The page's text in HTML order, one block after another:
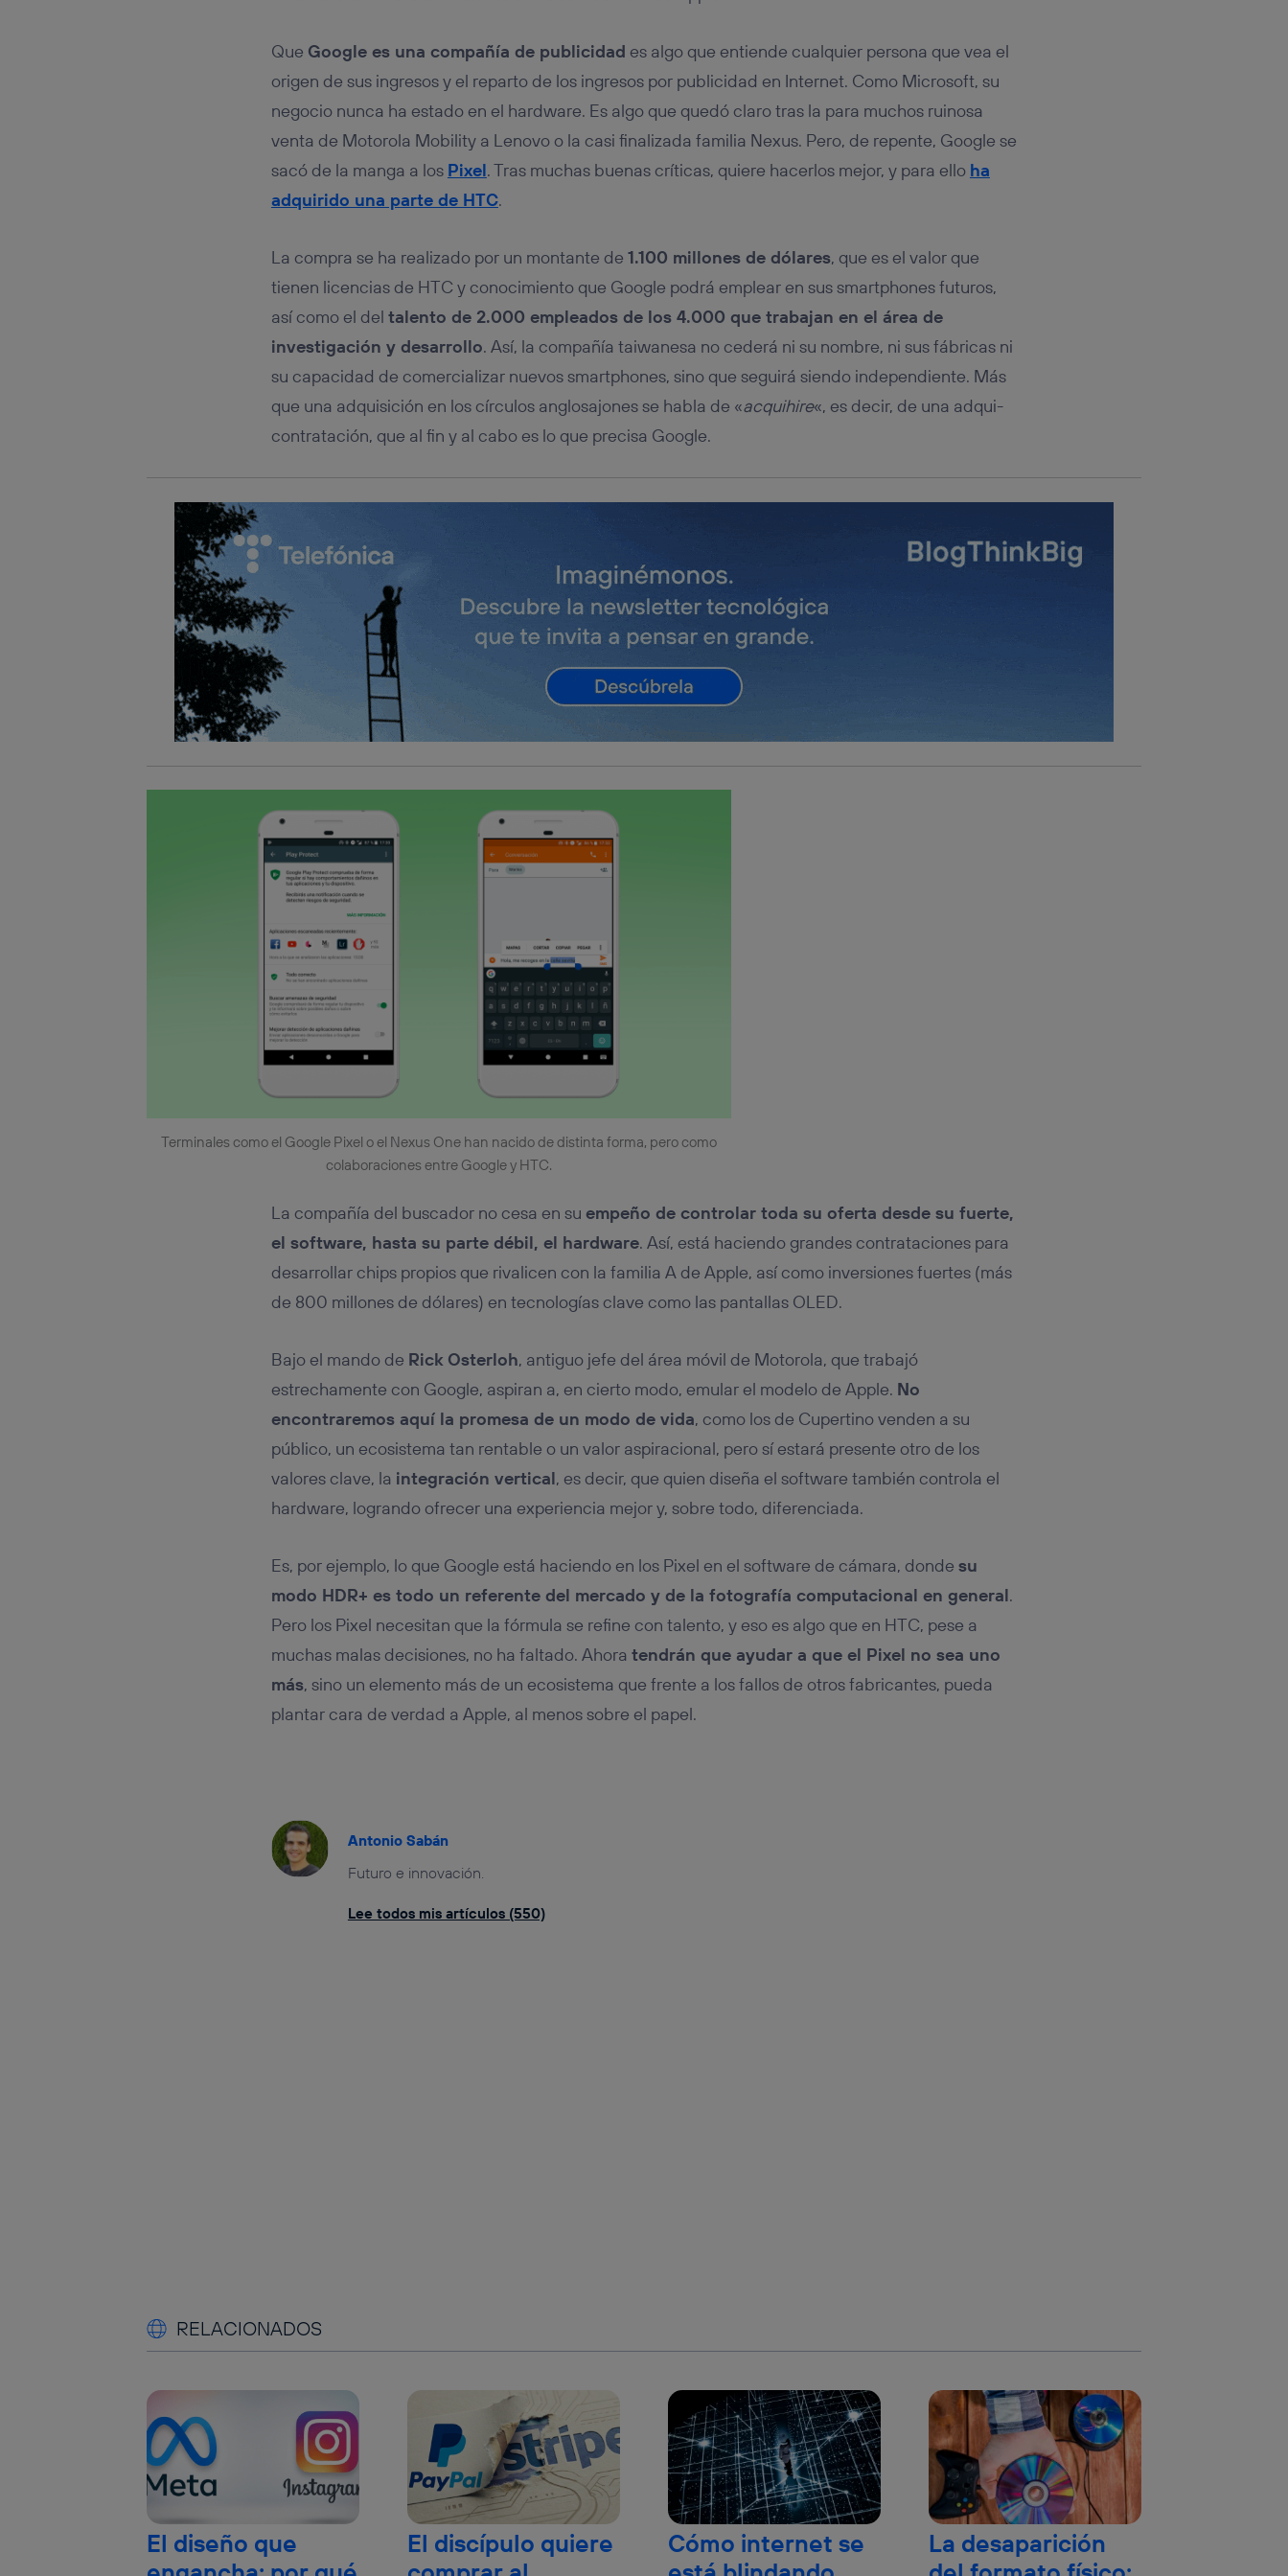
Que Google es una compañía de publicidad es algo que entiende cualquier persona que vea el
origen de sus ingresos y el reparto de los ingresos por publicidad en Internet. Como Microsoft, su
negocio nunca ha estado en el hardware. Es algo que quedó claro tras la para muchos ruinosa
venta de Motorola Mobility a Lenovo o la casi finalizada familia Nexus. Pero, de repente, Google se
sacó de la manga a los Pixel. Tras muchas buenas críticas, quiere hacerlos mejor, y para ello ha
adquirido una parte de HTC.
La compra se ha realizado por un montante de 1.100 millones de dólares, que es el valor que
tienen licencias de HTC y conocimiento que Google podrá emplear en sus smartphones futuros,
así como el del talento de 2.000 empleados de los 4.000 que trabajan en el área de
investigación y desarrollo. Así, la compañía taiwanesa no cederá ni su nombre, ni sus fábricas ni
su capacidad de comercializar nuevos smartphones, sino que seguirá siendo independiente. Más
que una adquisición en los círculos anglosajones se habla de «acquihire«, es decir, de una adqui-
contratación, que al fin y al cabo es lo que precisa Google.
Terminales como el Google Pixel o el Nexus One han nacido de distinta forma, pero como
colaboraciones entre Google y HTC.
La compañía del buscador no cesa en su empeño de controlar toda su oferta desde su fuerte,
el software, hasta su parte débil, el hardware. Así, está haciendo grandes contrataciones para
desarrollar chips propios que rivalicen con la familia A de Apple, así como inversiones fuertes (más
de 800 millones de dólares) en tecnologías clave como las pantallas OLED.
Bajo el mando de Rick Osterloh, antiguo jefe del área móvil de Motorola, que trabajó
estrechamente con Google, aspiran a, en cierto modo, emular el modelo de Apple. No
encontraremos aquí la promesa de un modo de vida, como los de Cupertino venden a su
público, un ecosistema tan rentable o un valor aspiracional, pero sí estará presente otro de los
valores clave, la integración vertical, es decir, que quien diseña el software también controla el
hardware, logrando ofrecer una experiencia mejor y, sobre todo, diferenciada.
Es, por ejemplo, lo que Google está haciendo en los Pixel en el software de cámara, donde su
modo HDR+ es todo un referente del mercado y de la fotografía computacional en general.
Pero los Pixel necesitan que la fórmula se refine con talento, y eso es algo que en HTC, pese a
muchas malas decisiones, no ha faltado. Ahora tendrán que ayudar a que el Pixel no sea uno
más, sino un elemento más de un ecosistema que frente a los fallos de otros fabricantes, pueda
plantar cara de verdad a Apple, al menos sobre el papel.
Antonio Sabán
Futuro e innovación.
Lee todos mis artículos (550)
RELACIONADOS
El diseño que
El discípulo quiere
Cómo internet se
La desaparición
Si utilizas una
conexión de banda ancha
(p. ej., Wi-Fi), el marketing o análisis se
realizará en función de las actividades de navegación de los miembros del hogar que
hayan dado su consentimiento.
únicamente en la navegación del usuario del móvil.
Puedes gestionar los consentimientos Utiq seleccionando “Administrar Utiq” en la parte
inferior de esta página web o visitando el
Para más información, consulta la